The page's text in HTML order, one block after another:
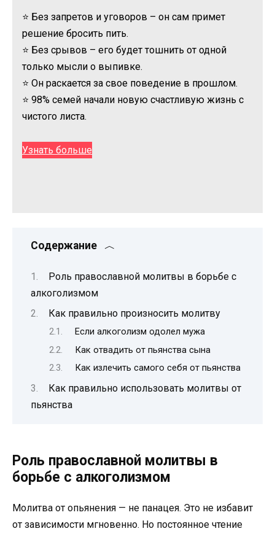
⭐ Без запретов и уговоров – он сам примет
решение бросить пить.
⭐ Без срывов – его будет тошнить от одной
только мысли о выпивке.
⭐ Он раскается за свое поведение в прошлом.
⭐ 98% семей начали новую счастливую жизнь с
чистого листа.
Узнать больше
Содержание
Роль православной молитвы в борьбе с
алкоголизмом
Как правильно произносить молитву
Если алкоголизм одолел мужа
Как отвадить от пьянства сына
Как излечить самого себя от пьянства
Как правильно использовать молитвы от
пьянства
Роль православной молитвы в
борьбе с алкоголизмом
Молитва от опьянения — не панацея. Это не избавит
от зависимости мгновенно. Но постоянное чтение